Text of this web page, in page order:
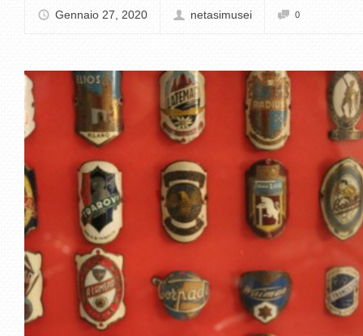
Gennaio 27, 2020 netasimusei 0